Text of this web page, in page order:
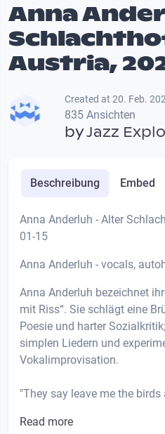
Anna
Austria,
Created at 20. Feb.
835 Ansichten
byJazz
Beschreibung Embed
Anna Anderluh - Alter
01-15
Anna Anderluh - vocals,
Anna Anderluh bezeichnet
mit Riss“. Sie schlägt eine
Poesie und harter
simplen Liedern und
Vokalimprovisation.
"They say leave me the birds
Read more